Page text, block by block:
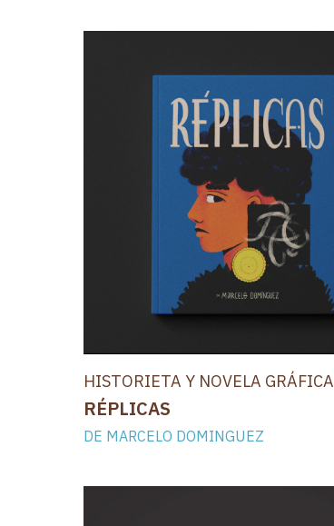
HISTORIETA Y NOVELA GRÁFICA
RÉPLICAS
DE MARCELO DOMINGUEZ